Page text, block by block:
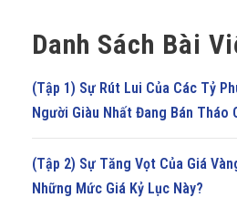
Danh Sách Bài
(Tập 1) Sự Rút Lui Của Các Tỷ
Người Giàu Nhất Đang Bán Tháo
(Tập 2) Sự Tăng Vọt Của Giá
Những Mức Giá Kỷ Lục Này?